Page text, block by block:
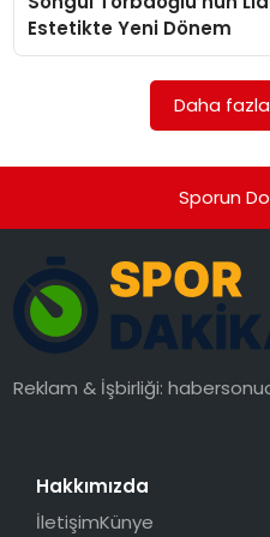
SAĞLIK
YAŞAM
Estetikte Yeni Dönem
Daha
Sporun
Reklam & İşbirliği:
Hakkımızda
İletişimKünye